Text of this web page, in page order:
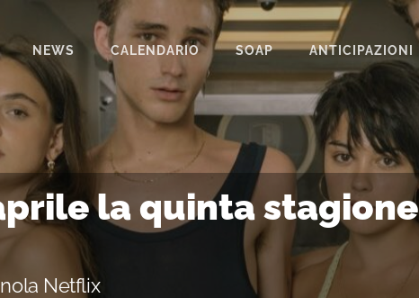
NEWS CALENDARIO SOAP
BEAUTIFUL
IL PARADISO DELLE SIGNORE
LA PROMESSA
SEGRETI DI FAMIGLIA
TEMPESTA D’AMORE
UN POSTO AL SOLE
ANTICIPAZIONI
la quinta stagione
Netflix